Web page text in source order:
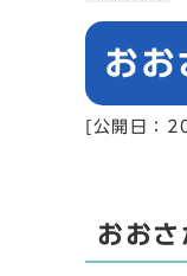
おお
[公開日：
おお